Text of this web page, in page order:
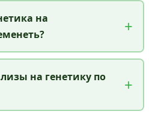
на
на генетику по